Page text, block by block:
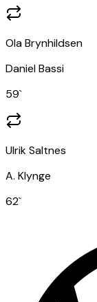
Ola Brynhildsen
Daniel Bassi
59`
Ulrik Saltnes
A. Klynge
62`